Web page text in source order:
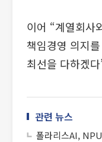
이어 “계열회사
책임경영 의지
최선을 다하겠
관련 뉴스
폴라리스AI,